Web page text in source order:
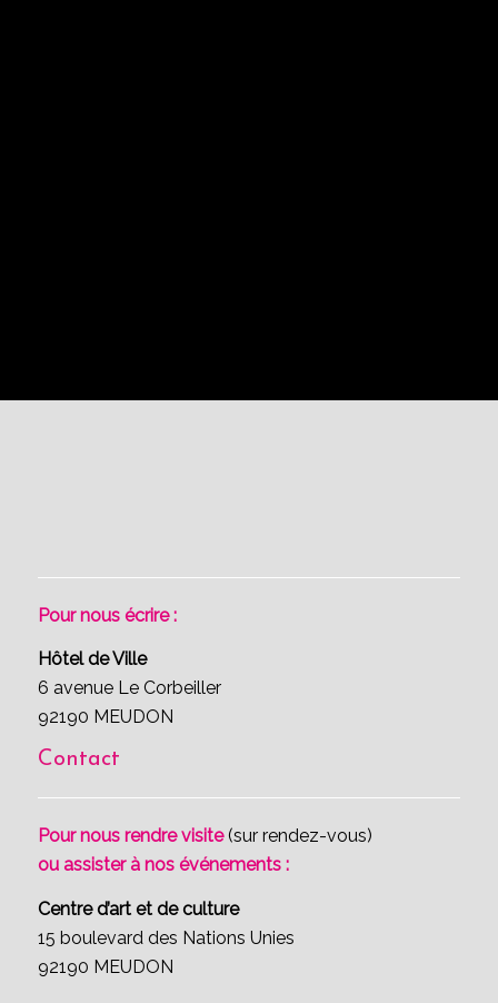
Pour nous écrire :
Hôtel de Ville
6 avenue Le Corbeiller
92190 MEUDON
Contact
Pour nous rendre visite(sur rendez-vous)
ou assister à nos événements :
Centre d’art et de culture
15 boulevard des Nations Unies
92190 MEUDON